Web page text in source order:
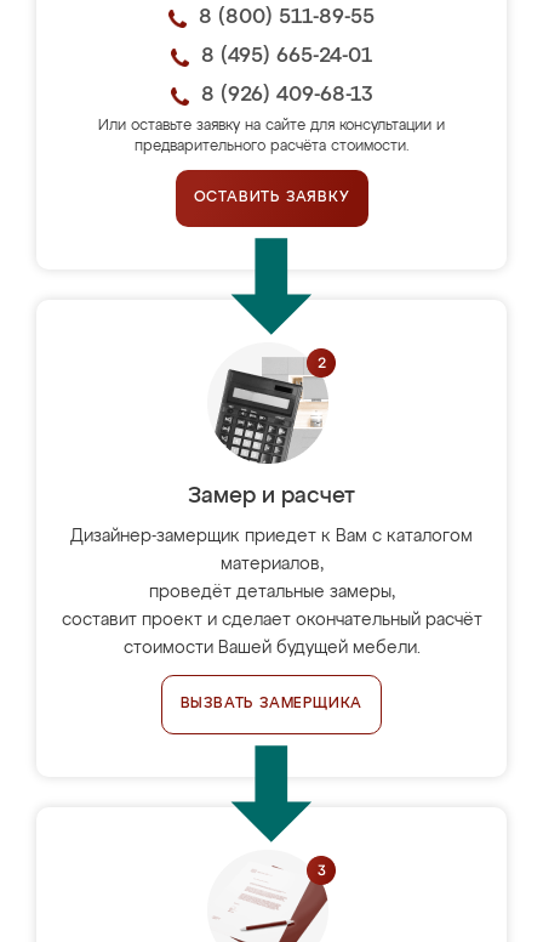
8 (800) 511-89-55
8 (495) 665-24-01
8 (926) 409-68-13
Или оставьте заявку на сайте для консультации и
предварительного расчёта стоимости.
ОСТАВИТЬ ЗАЯВКУ
Замер и расчет
Дизайнер-замерщик приедет к Вам с каталогом
материалов,
проведёт детальные замеры,
составит проект и сделает окончательный расчёт
стоимости Вашей будущей мебели.
ВЫЗВАТЬ ЗАМЕРЩИКА